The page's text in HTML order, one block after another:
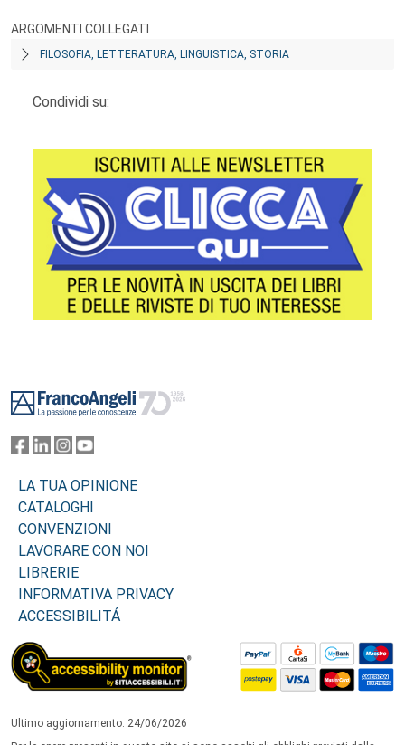
ARGOMENTI COLLEGATI
FILOSOFIA, LETTERATURA, LINGUISTICA, STORIA
Condividi su:
LA TUA OPINIONE
CATALOGHI
CONVENZIONI
LAVORARE CON NOI
LIBRERIE
INFORMATIVA PRIVACY
ACCESSIBILITÁ
Ultimo aggiornamento: 24/06/2026